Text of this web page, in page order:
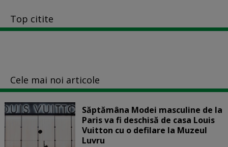
Top citite
Cele mai noi articole
Săptămâna Modei masculine de la
Paris va fi deschisă de casa Louis
Vuitton cu o defilare la Muzeul
Luvru